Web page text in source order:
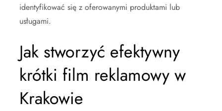
identyfikować się z oferowanymi produktami lub
usługami.
Jak stworzyć efektywny
krótki film reklamowy w
Krakowie